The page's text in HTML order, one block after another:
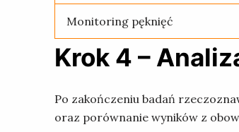
Monitoring pęknięć
Krok 4 –
Po zakończeniu badań
oraz porównanie wyników z